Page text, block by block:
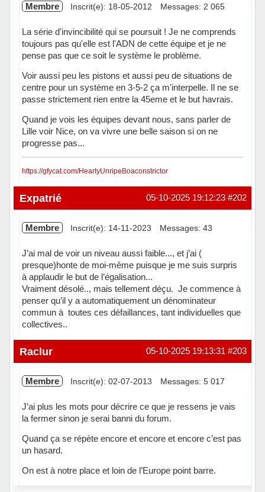
Membre Inscrit(e): 18-05-2012 Messages: 2 065
La série d'invincibilité qui se poursuit ! Je ne comprends
toujours pas qu'elle est l'ADN de cette équipe et je ne
pense pas que ce soit le système le problème.
Voir aussi peu les pistons et aussi peu de situations de
centre pour un système en 3-5-2 ça m'interpelle. Il ne se
passe strictement rien entre la 45eme et le but havrais.
Quand je vois les équipes devant nous, sans parler de
Lille voir Nice, on va vivre une belle saison si on ne
progresse pas...
https://gfycat.com/HeartyUnripeBoaconstrictor
Hors ligne #202
05-10-2025 19:12:23
Expatrié
Membre Inscrit(e): 14-11-2023 Messages: 43
J’ai mal de voir un niveau aussi faible..., et j’ai (
presque)honte de moi-même puisque je me suis surpris
à applaudir le but de l’égalisation...
Vraiment désolé.., mais tellement déçu. Je commence à
penser qu’il y a automatiquement un dénominateur
commun à toutes ces défaillances, tant individuelles que
collectives..
Hors ligne #203
05-10-2025 19:13:31
Raclur
Membre Inscrit(e): 02-07-2013 Messages: 5 017
J’ai plus les mots pour décrire ce que je ressens je vais
la fermer sinon je serai banni du forum.
Quand ça se répète encore et encore et encore c’est pas
un hasard.
On est à notre place et loin de l’Europe point barre.